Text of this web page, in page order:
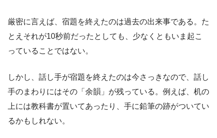
厳密に言えば、宿題を終えたのは過去の出来事である。た
とえそれが10秒前だったとしても、少なくともいま起こ
っていることではない。
しかし、話し手が宿題を終えたのは今さっきなので、話し
手のまわりにはその「余韻」が残っている。例えば、机の
上には教科書が置いてあったり、手に鉛筆の跡がついてい
るかもしれない。